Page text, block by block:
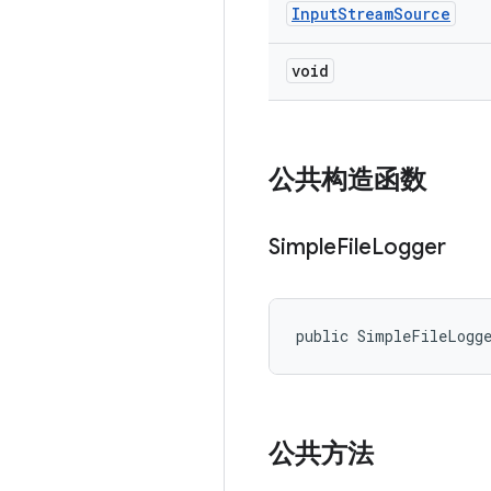
InputStreamSource
void
公共构造函数
SimpleFileLogger
public
公共方法